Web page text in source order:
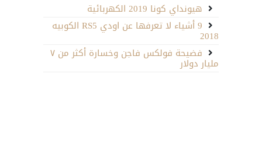
هيونداي كونا 2019 الكهربائية
9 أشياء لا تعرفها عن اودي RS5 الكوبيه
2018
فضيحة فولكس فاجن وخسارة أكثر من ٧
مليار دولار